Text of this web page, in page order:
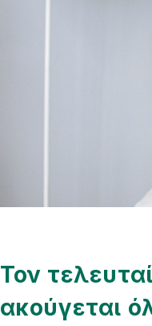
Τον
ακούγεται